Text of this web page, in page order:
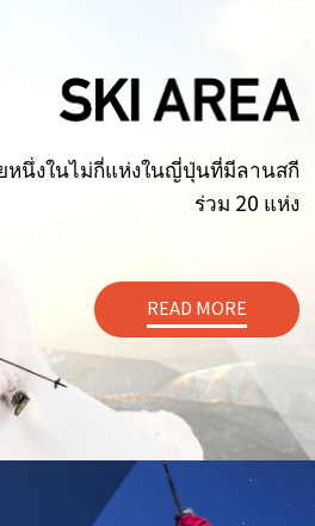
หนึ่งในไม่กี่แห่งในญี่ปุ่นที่มีลานสกี
ร่วม 20 แห่ง
READ MORE